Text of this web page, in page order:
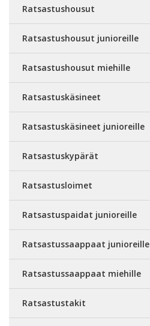
Ratsastushousut
Ratsastushousut junioreille
Ratsastushousut miehille
Ratsastuskäsineet
Ratsastuskäsineet junioreille
Ratsastuskypärät
Ratsastusloimet
Ratsastuspaidat junioreille
Ratsastussaappaat junioreille
Ratsastussaappaat miehille
Ratsastustakit